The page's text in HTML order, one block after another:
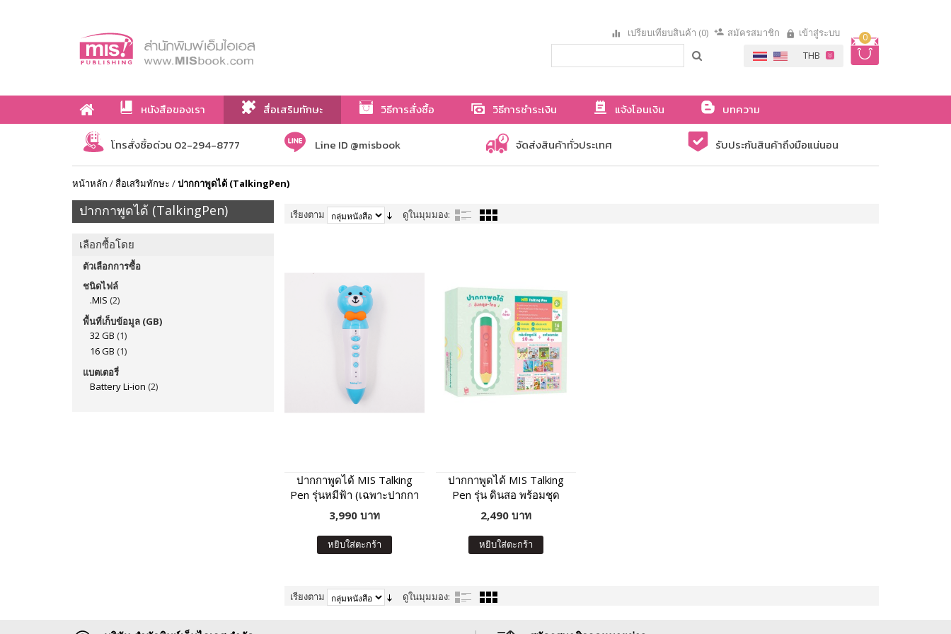
0
เปรียบเทียบสินค้า (0) สมัครสมาชิก เข้าสู่ระบบ
หนังสือของเรา สื่อเสริมทักษะ วิธีการสั่งซื้อ วิธีการชำระเงิน แจ้งโอนเงิน
บทความ
เกี่ยวกับเรา
โทรสั่งซื้อด่วน 02-294-8777 Line ID @misbook จัดส่งสินค้าทั่วประเทศ รับประกันสินค้าถึงมือแน่นอน
หน้าหลัก /สื่อเสริมทักษะ /ปากกาพูดได้ (TalkingPen)
ปากกาพูดได้ (TalkingPen)
เลือกซื้อโดย
ตัวเลือกการซื้อ
ชนิดไฟล์
.MIS (2)
พื้นที่เก็บข้อมูล (GB)
32 GB (1)
16 GB (1)
แบตเตอรี่
Battery Li-ion (2)
เรียงตาม ดูในมุมมอง:
ปากกาพูดได้ MIS Talking
Pen รุ่นหมีฟ้า (เฉพาะปากกา
พูดได้ ไม่มีหนังสือในชุด)
3,990 บาท
หยิบใส่ตะกร้า
ปากกาพูดได้ MIS Talking
Pen รุ่น ดินสอ พร้อมชุด
หนังสือเสริมภาษา พัฒนา IQ
2,490 บาท
หยิบใส่ตะกร้า
เรียงตาม ดูในมุมมอง: